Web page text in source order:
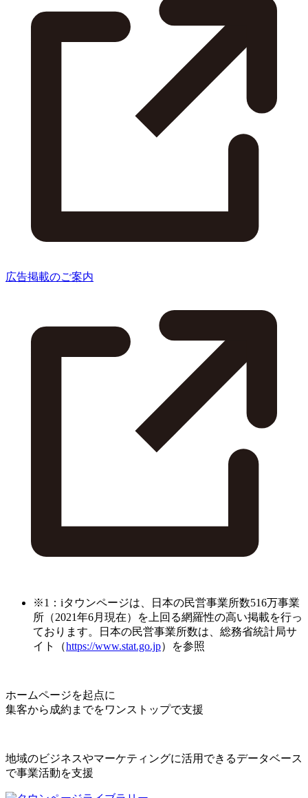
広告掲載のご案内
※1：iタウンページは、日本の民営事業所数516万事業
所（2021年6月現在）を上回る網羅性の高い掲載を行っ
ております。日本の民営事業所数は、総務省統計局サ
イト（https://www.stat.go.jp）を参照
ホームページを起点に
集客から成約までをワンストップで支援
地域のビジネスやマーケティングに活用できるデータベース
で事業活動を支援